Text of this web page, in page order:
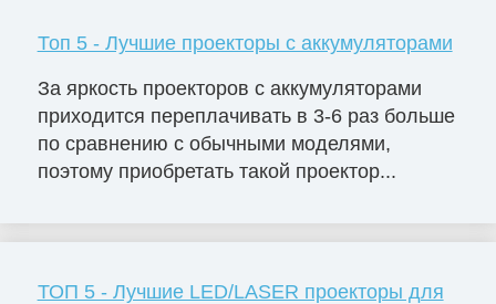
Топ 5 - Лучшие проекторы с аккумуляторами
За яркость проекторов с аккумуляторами
приходится переплачивать в 3-6 раз больше
по сравнению с обычными моделями,
поэтому приобретать такой проектор...
ТОП 5 - Лучшие LED/LASER проекторы для